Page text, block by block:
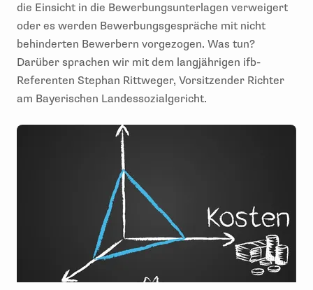
die Einsicht in die Bewerbungsunterlagen verweigert
oder es werden Bewerbungsgespräche mit nicht
behinderten Bewerbern vorgezogen. Was tun?
Darüber sprachen wir mit dem langjährigen ifb-
Referenten Stephan Rittweger, Vorsitzender Richter
am Bayerischen Landessozialgericht.